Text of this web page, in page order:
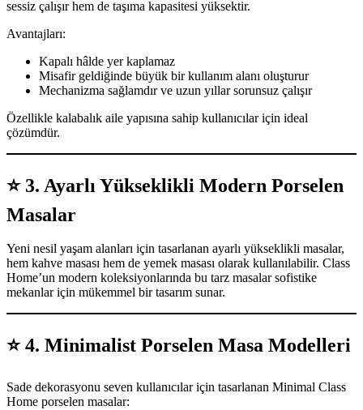
sessiz çalışır hem de taşıma kapasitesi yüksektir.
Avantajları:
Kapalı hâlde yer kaplamaz
Misafir geldiğinde büyük bir kullanım alanı oluşturur
Mechanizma sağlamdır ve uzun yıllar sorunsuz çalışır
Özellikle kalabalık aile yapısına sahip kullanıcılar için ideal
çözümdür.
⭐ 3. Ayarlı Yükseklikli Modern Porselen
Masalar
Yeni nesil yaşam alanları için tasarlanan ayarlı yükseklikli masalar,
hem kahve masası hem de yemek masası olarak kullanılabilir. Class
Home’un modern koleksiyonlarında bu tarz masalar sofistike
mekanlar için mükemmel bir tasarım sunar.
⭐4. Minimalist Porselen Masa Modelleri
Sade dekorasyonu seven kullanıcılar için tasarlanan Minimal Class
Home porselen masalar: